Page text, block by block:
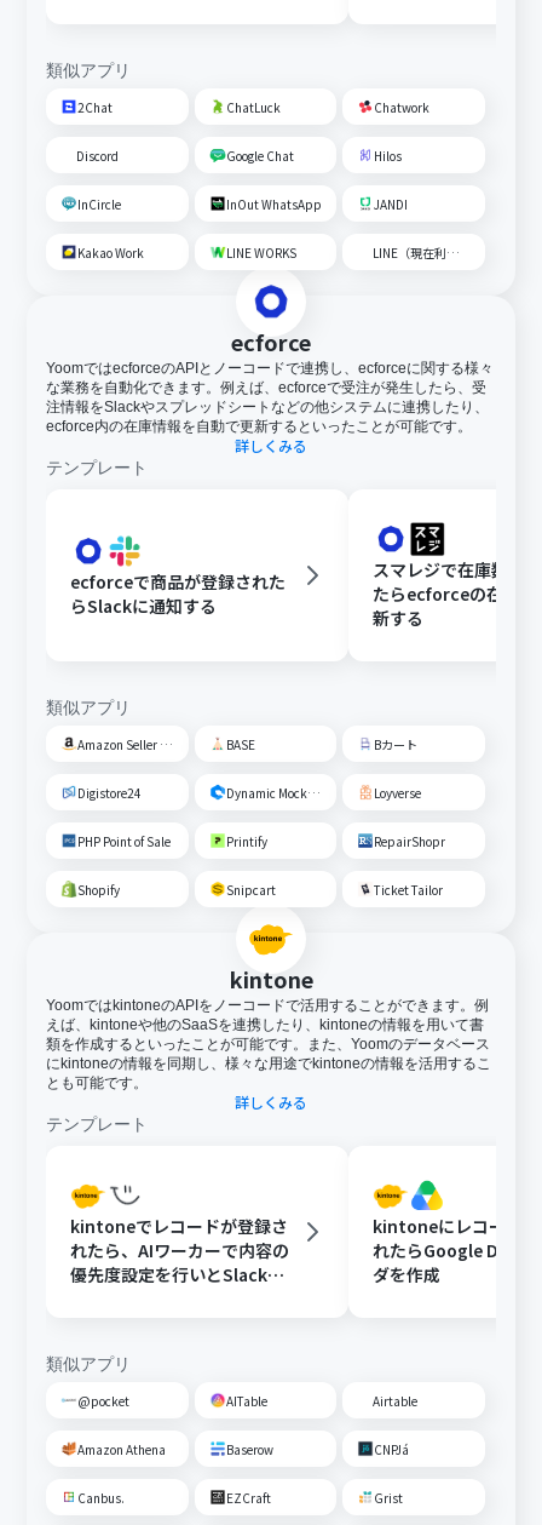
類似アプリ
2Chat ChatLuck Chatwork
Discord Google Chat Hilos
InCircle InOut WhatsApp JANDI
Kakao Work LINE WORKS LINE（現在利用不可）
ecforce
YoomではecforceのAPIとノーコードで連携し、ecforceに関する様々
な業務を自動化できます。例えば、ecforceで受注が発生したら、受
注情報をSlackやスプレッドシートなどの他システムに連携したり、
ecforce内の在庫情報を自動で更新するといったことが可能です。
詳しくみる
テンプレート
ecforceで商品が登録された
らSlackに通知する
スマレジで在庫数が
たらecforceの在庫情
新する
類似アプリ
Amazon Seller Central BASE Bカート
Digistore24 Dynamic Mockups Loyverse
PHP Point of Sale Printify RepairShopr
Shopify Snipcart Ticket Tailor
kintone
YoomではkintoneのAPIをノーコードで活用することができます。例
えば、kintoneや他のSaaSを連携したり、kintoneの情報を用いて書
類を作成するといったことが可能です。また、Yoomのデータベース
にkintoneの情報を同期し、様々な用途でkintoneの情報を活用するこ
とも可能です。
詳しくみる
テンプレート
kintoneでレコードが登録さ
れたら、AIワーカーで内容の
優先度設定を行いとSlackで
kintoneにレコード
れたらGoogle Drive
ダを作成
類似アプリ
@pocket AITable Airtable
Amazon Athena Baserow CNPJá
Canbus. EZCraft Grist